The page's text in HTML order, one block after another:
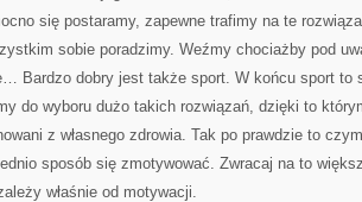
się postaramy, zapewne trafimy na te
sobie poradzimy. Weźmy chociażby pod
Bardzo dobry jest także sport. W końcu sport to
do wyboru dużo takich rozwiązań, dzięki to
z własnego zdrowia. Tak po prawdzie to
sposób się zmotywować. Zwracaj na to
właśnie od motywacji.